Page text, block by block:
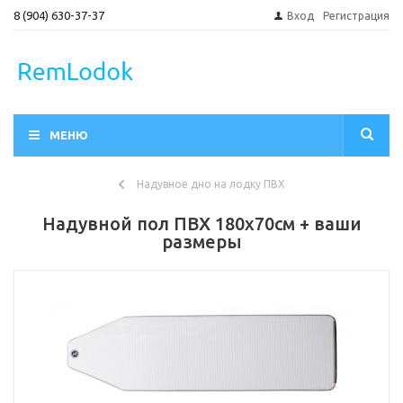
8 (904) 630-37-37 Вход Регистрация
МЕНЮ
Надувное дно на лодку ПВХ
Надувной пол ПВХ 180х70см + ваши
размеры